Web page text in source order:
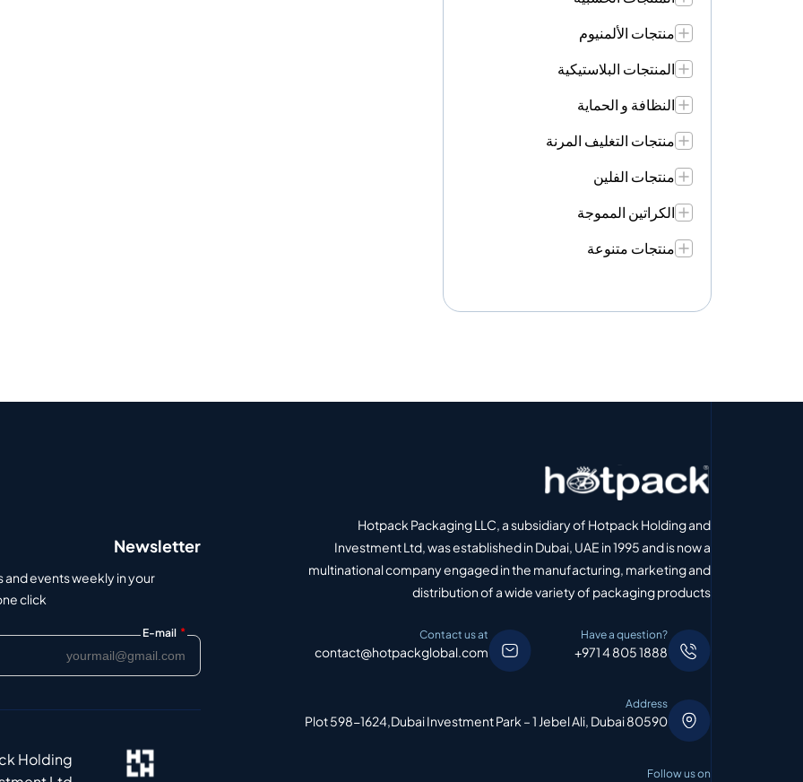
منتجات الألمنيوم
المنتجات البلاستيكية
النظافة و الحماية
منتجات التغليف المرنة
منتجات الفلين
الكراتين المموجة
منتجات متنوعة
Hotpack Packaging LLC, a subsidiary of Hotpack Holding and
Investment Ltd, was established in Dubai, UAE in 1995 and is now a
multinational company engaged in the manufacturing, marketing and
distribution of a wide variety of packaging products
Have a question?
+971 4 805 1888
Contact us at
contact@hotpackglobal.com
Address
Plot 598-1624,Dubai Investment Park – 1 Jebel Ali, Dubai 80590
Follow us on
Newsletter
events weekly in your
click.
E-mail *
Holding